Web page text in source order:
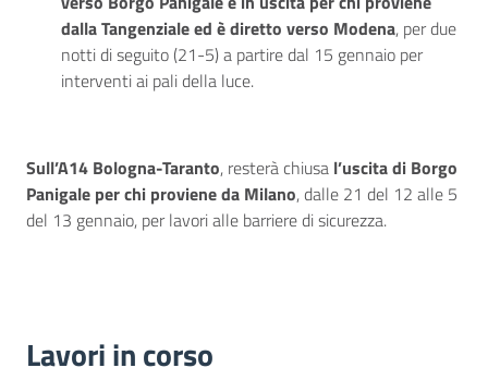
dalla Tangenziale ed è diretto verso Modena, per due
notti di seguito (21-5) a partire dal 15 gennaio per
interventi ai pali della luce.
Sull’A14 Bologna-Taranto, resterà chiusa l’uscita di Borgo
Panigale per chi proviene da Milano, dalle 21 del 12 alle 5
del 13 gennaio, per lavori alle barriere di sicurezza.
Lavori in corso